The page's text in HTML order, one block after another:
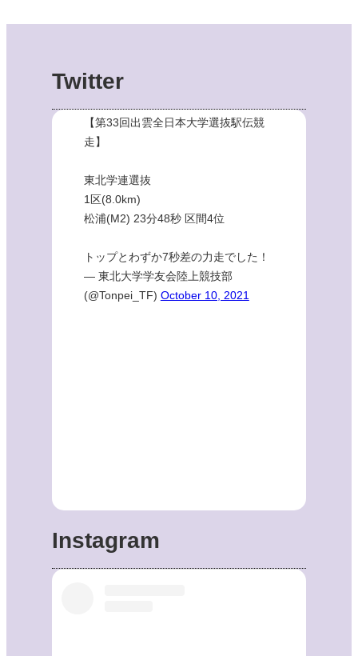
Twitter
【第33回出雲全日本大学選抜駅伝競
走】
東北学連選抜
1区(8.0km)
松浦(M2) 23分48秒 区間4位
トップとわずか7秒差の力走でした！
— 東北大学学友会陸上競技部
(@Tonpei_TF) October 10, 2021
Instagram